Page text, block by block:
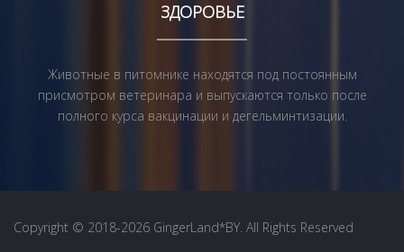
ЗДОРОВЬЕ
Животные в питомнике находятся под постоянным
присмотром ветеринара и выпускаются только после
полного курса вакцинации и дегельминтизации.
Copyright © 2018-2026 GingerLand*BY. All Rights Reserved